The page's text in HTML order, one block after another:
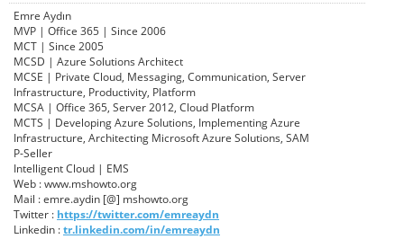
Emre Aydın
MVP | Office 365 | Since 2006
MCT | Since 2005
MCSD | Azure Solutions Architect
MCSE | Private Cloud, Messaging, Communication, Server
Infrastructure, Productivity, Platform
MCSA | Office 365, Server 2012, Cloud Platform
MCTS | Developing Azure Solutions, Implementing Azure
Infrastructure, Architecting Microsoft Azure Solutions, SAM
P-Seller
Intelligent Cloud | EMS
Web : www.mshowto.org
Mail : emre.aydin [@] mshowto.org
Twitter : https://twitter.com/emreaydn
Linkedin :tr.linkedin.com/in/emreaydn